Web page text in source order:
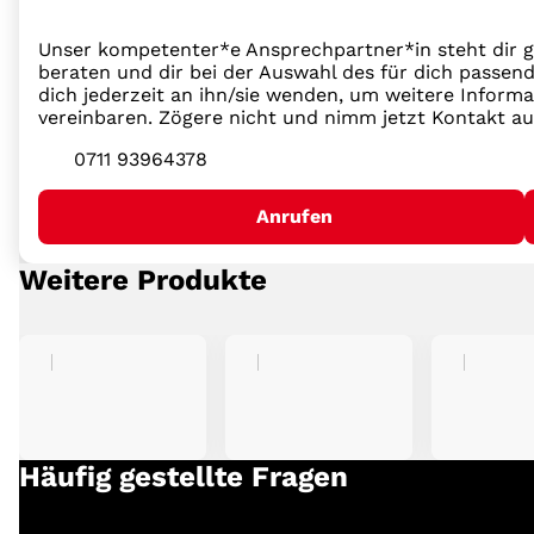
Unser kompetenter*e Ansprechpartner*in steht dir
beraten und dir bei der Auswahl des für dich
dich jederzeit an ihn/sie wenden, um weitere
vereinbaren. Zögere nicht und nimm jetzt Kontakt
0711 93964378
Anrufen
Weitere Produkte
Häufig gestellte Fragen